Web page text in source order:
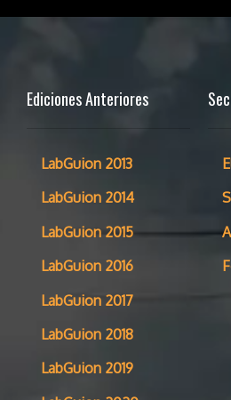
Ediciones Anteriores
LabGuion 2013
LabGuion 2014
LabGuion 2015
LabGuion 2016
LabGuion 2017
LabGuion 2018
LabGuion 2019